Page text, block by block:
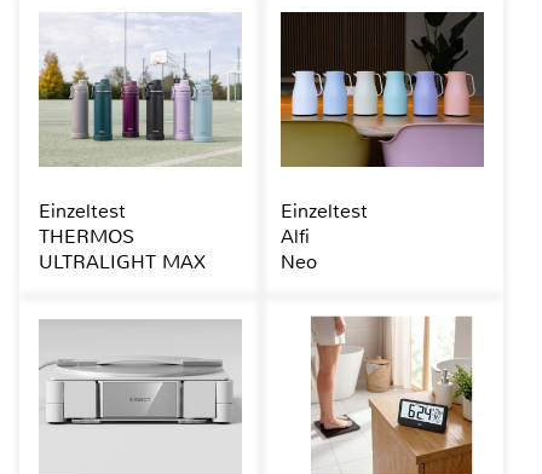
Einzeltest
THERMOS
ULTRALIGHT MAX
Einzeltest
Alfi
Neo